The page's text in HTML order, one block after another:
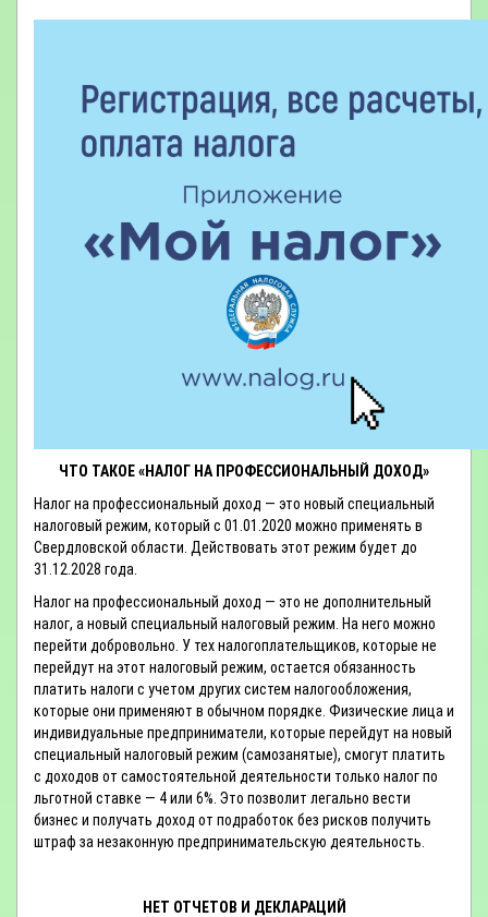
ЧТО ТАКОЕ «НАЛОГ НА ПРОФЕССИОНАЛЬНЫЙ ДОХОД»
Налог на профессиональный доход — это новый специальный
налоговый режим, который с 01.01.2020 можно применять в
Свердловской области. Действовать этот режим будет до
31.12.2028 года.
Налог на профессиональный доход — это не дополнительный
налог, а новый специальный налоговый режим. На него можно
перейти добровольно. У тех налогоплательщиков, которые не
перейдут на этот налоговый режим, остается обязанность
платить налоги с учетом других систем налогообложения,
которые они применяют в обычном порядке. Физические лица и
индивидуальные предприниматели, которые перейдут на новый
специальный налоговый режим (самозанятые), смогут платить
с доходов от самостоятельной деятельности только налог по
льготной ставке — 4 или 6%. Это позволит легально вести
бизнес и получать доход от подработок без рисков получить
штраф за незаконную предпринимательскую деятельность.
НЕТ ОТЧЕТОВ И ДЕКЛАРАЦИЙ